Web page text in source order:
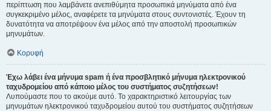
περίπτωση που λαμβάνετε ανεπιθύμητα προσωπικά μηνύματα από ένα
συγκεκριμένο μέλος, αναφέρετε τα μηνύματα στους συντονιστές. Έχουν τη
δυνατότητα να αποτρέψουν ένα μέλος από την αποστολή προσωπικών
μηνυμάτων.
Κορυφή
Έχω λάβει ένα μήνυμα spam ή ένα προσβλητικό μήνυμα ηλεκτρονικού
ταχυδρομείου από κάποιο μέλος του συστήματος συζητήσεων!
Λυπούμαστε που το ακούμε αυτό. Το χαρακτηριστικό λειτουργίας των
μηνυμάτων ηλεκτρονικού ταχυδρομείου αυτού του συστήματος συζητήσεων